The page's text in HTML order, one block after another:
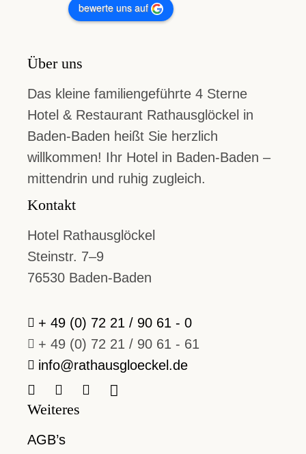
bewerte uns auf
Über uns
Das kleine familiengeführte 4 Sterne
Hotel & Restaurant Rathausglöckel in
Baden-Baden heißt Sie herzlich
willkommen! Ihr Hotel in Baden-Baden –
mittendrin und ruhig zugleich.
Kontakt
Hotel Rathausglöckel
Steinstr. 7–9
76530 Baden-Baden
+ 49 (0) 72 21 / 90 61 - 0
+ 49 (0) 72 21 / 90 61 - 61
info@rathausgloeckel.de
Weiteres
AGB’s